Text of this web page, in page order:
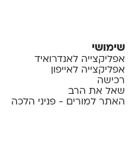
שימושי
אפליקצייה לאנדרואיד
אפליקצייה לאייפון
רכישה
שאל את הרב
האתר למורים - פניני הלכה